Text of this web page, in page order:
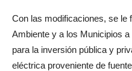
Con las modificaciones, se le
Ambiente y a los Municipios
para la inversión pública y
eléctrica proveniente de